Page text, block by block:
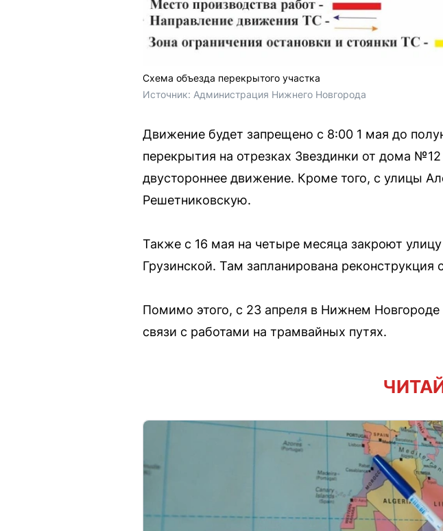
Схема объезда перекрытого участка
Источник: Администрация Нижнего Новгорода
Движение будет запрещено с 8:00 1 мая до
перекрытия на отрезках Звездинки от дома
двустороннее движение. Кроме того, с улицы
Решетниковскую.
Также с 16 мая на четыре месяца закроют
Грузинской. Там запланирована реконструкция
Помимо этого, с 23 апреля в Нижнем Новгороде
связи с работами на трамвайных путях.